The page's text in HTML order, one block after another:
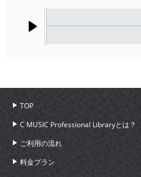
TOP
C MUSIC Professional Libraryとは？
ご利用の流れ
料金プラン